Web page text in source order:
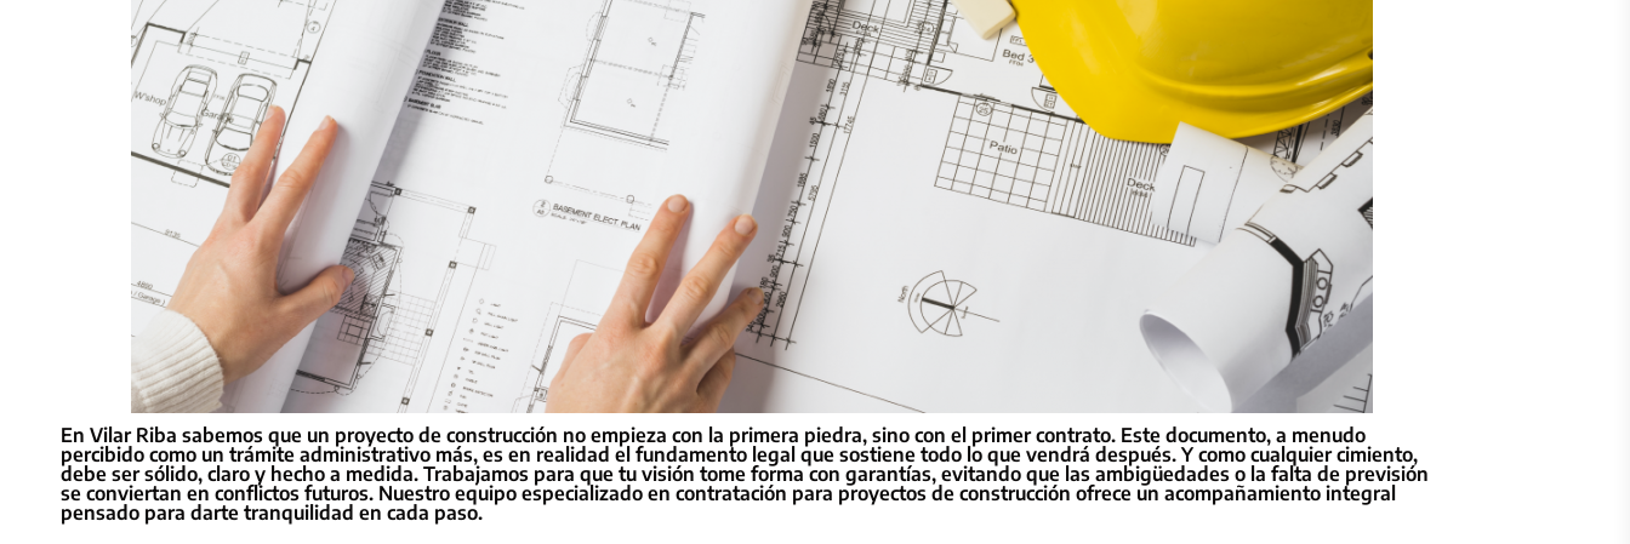
En Vilar Riba sabemos que un proyecto de construcción no empieza con la primera piedra, sino con el primer contrato. Este documento, a menudo
percibido como un trámite administrativo más, es en realidad el fundamento legal que sostiene todo lo que vendrá después. Y como cualquier cimiento,
debe ser sólido, claro y hecho a medida. Trabajamos para que tu visión tome forma con garantías, evitando que las ambigüedades o la falta de previsión
se conviertan en conflictos futuros. Nuestro equipo especializado en contratación para proyectos de construcción ofrece un acompañamiento integral
pensado para darte tranquilidad en cada paso.